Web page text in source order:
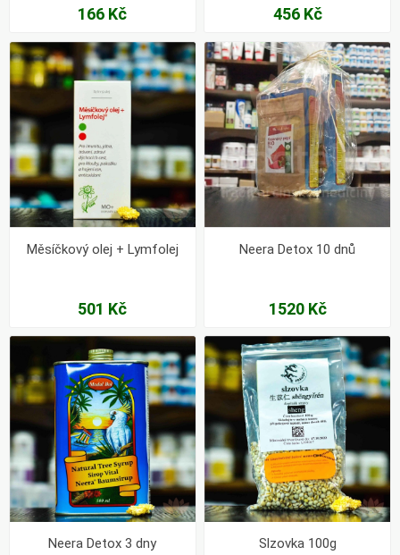
166 Kč 456 Kč
Měsíčkový olej + Lymfolej
501 Kč
Neera Detox 10 dnů
1520 Kč
Neera Detox 3 dny Slzovka 100g